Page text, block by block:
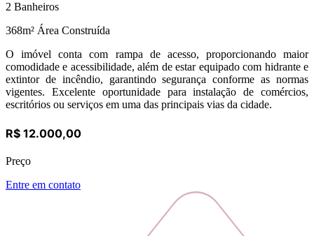
2 Banheiros
368m² Área Construída
O imóvel conta com rampa de acesso, proporcionando maior
comodidade e acessibilidade, além de estar equipado com hidrante e
extintor de incêndio, garantindo segurança conforme as normas
vigentes. Excelente oportunidade para instalação de comércios,
escritórios ou serviços em uma das principais vias da cidade.
R$ 12.000,00
Preço
Entre em contato